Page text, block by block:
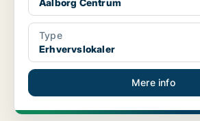
Aalborg Centrum
Type
Erhvervslokaler
Mere info